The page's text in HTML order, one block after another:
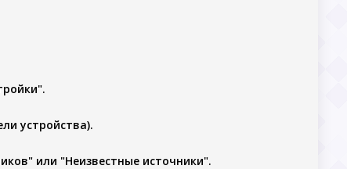
устройства).
или "Неизвестные источники".